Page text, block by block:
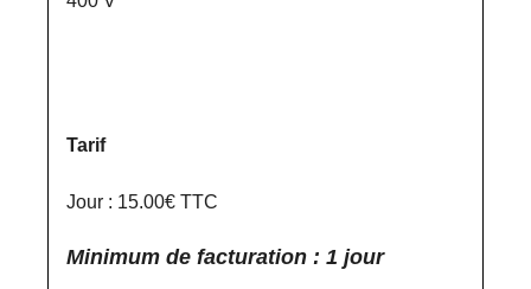
Tarif
Jour : 15.00€ TTC
Minimum de facturation : 1 jour